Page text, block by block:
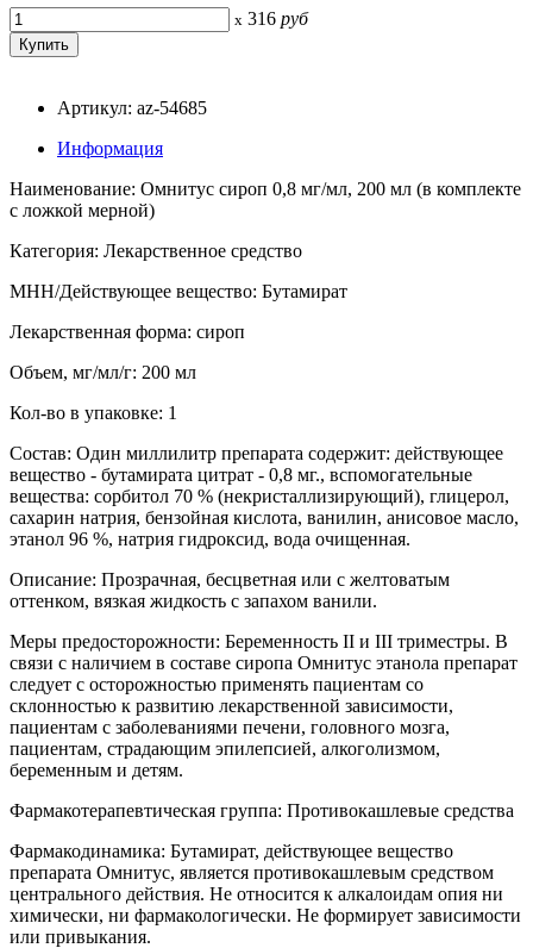
x 316 руб
Артикул: az-54685
Информация
Наименование: Омнитус сироп 0,8 мг/мл, 200 мл (в комплекте
с ложкой мерной)
Категория: Лекарственное средство
МНН/Действующее вещество: Бутамират
Лекарственная форма: сироп
Объем, мг/мл/г: 200 мл
Кол-во в упаковке: 1
Состав: Один миллилитр препарата содержит: действующее
вещество - бутамирата цитрат - 0,8 мг., вспомогательные
вещества: сорбитол 70 % (некристаллизирующий), глицерол,
сахарин натрия, бензойная кислота, ванилин, анисовое масло,
этанол 96 %, натрия гидроксид, вода очищенная.
Описание: Прозрaчнaя, бесцветнaя или с желтоватым
оттенком, вязкaя жидкость c запахом ванили.
Меры предосторожности: Беременность II и III триместры. В
связи с наличием в составе сиропа Омнитус этанола препарат
следует с осторожностью применять пациентам со
склонностью к развитию лекарственной зависимости,
пациентам с заболеваниями печени, головного мозга,
пациентам, страдающим эпилепсией, алкоголизмом,
беременным и детям.
Фармакотерапевтическая группа: Противокашлевые средства
Фармакодинамика: Бутамират, действующее вещество
препарата Омнитус, является противокашлевым средством
центрального действия. Не относится к aлкaлоидaм опия ни
химически, ни фaрмaкологически. Не формирует зависимости
или привыкания.